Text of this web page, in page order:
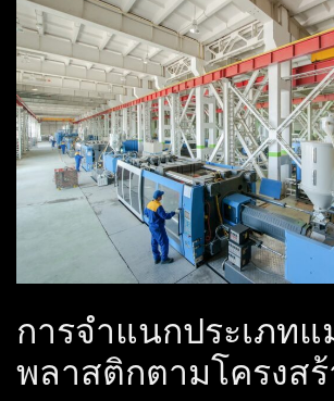
การจำแนกประเภท
พลาสติกตามโครงสร้